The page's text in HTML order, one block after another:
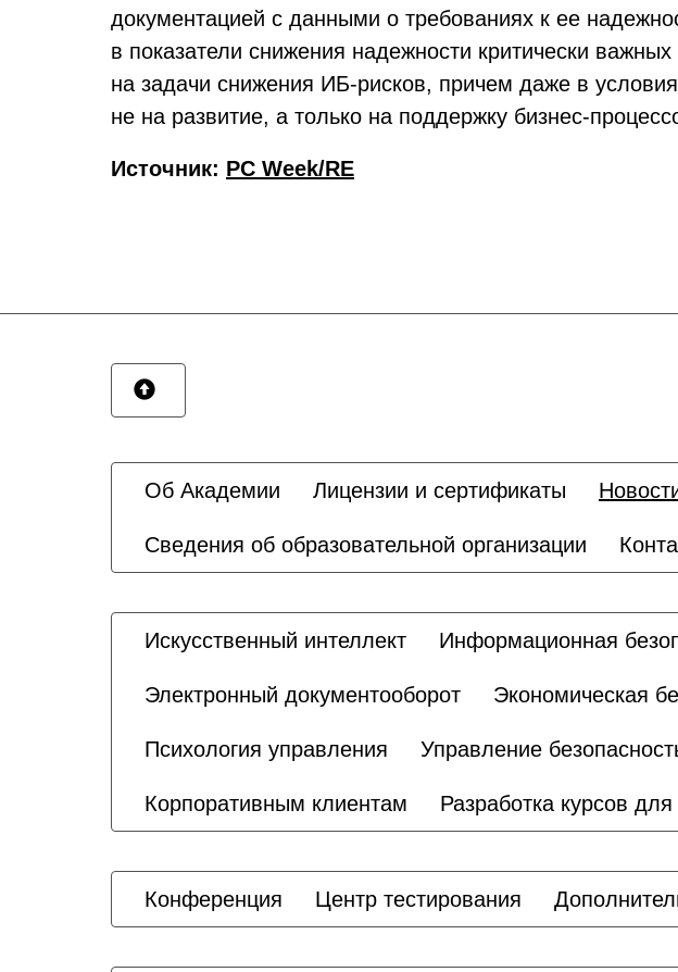
документацией с данными о требованиях к ее
в показатели снижения надежности критически
на задачи снижения ИБ-рисков, причем даже в
не на развитие, а только на поддержку бизнес-
Источник: PC Week/RE
Об Академии Лицензии и сертификаты
Сведения об образовательной организации
Искусственный интеллект Информационная
Электронный документооборот Экономическая
Психология управления Управление
Корпоративным клиентам Разработка курсов
Конференция Центр тестирования